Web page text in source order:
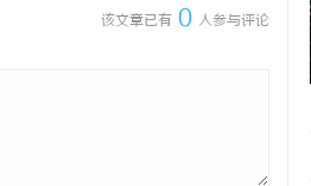
该文章已有 0 人参与评论